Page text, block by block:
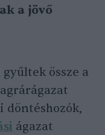
a jövő
össze a
döntéshozók,
ágazat